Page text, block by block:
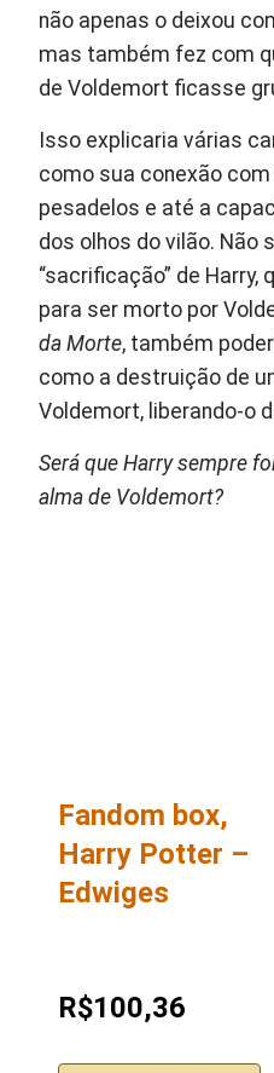
não apenas o deixou
mas também fez com
de Voldemort ficasse
Isso explicaria várias
como sua conexão
pesadelos e até a
dos olhos do vilão. Não
“sacrificação” de Harry,
para ser morto por
da Morte, também
como a destruição de
Voldemort, liberando-o
Será que Harry sempre
alma de Voldemort?
Fandom box,
Harry Potter –
Edwiges
R$100,36